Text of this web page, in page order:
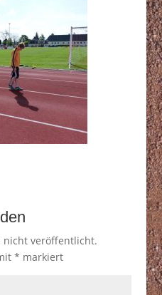
nicht veröffentlicht.
* markiert